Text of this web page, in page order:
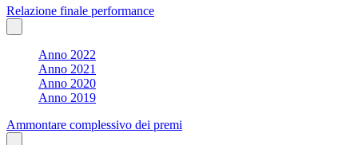
Relazione finale performance
Anno 2022
Anno 2021
Anno 2020
Anno 2019
Ammontare complessivo dei premi